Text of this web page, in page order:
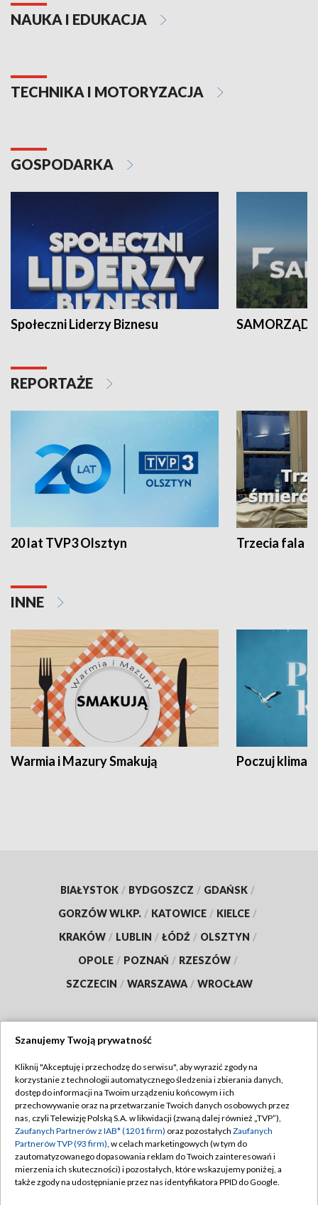
NAUKA I EDUKACJA
TECHNIKA I MOTORYZACJA
GOSPODARKA
Społeczni Liderzy Biznesu SAMORZĄD
REPORTAŻE
20 lat TVP3 Olsztyn Trzecia fala -
INNE
Warmia i Mazury Smakują Poczuj klimat
BIAŁYSTOK / BYDGOSZCZ / GDAŃSK /
GORZÓW WLKP. / KATOWICE / KIELCE /
KRAKÓW / LUBLIN / ŁÓDŹ / OLSZTYN /
OPOLE / POZNAŃ / RZESZÓW /
SZCZECIN / WARSZAWA / WROCŁAW
TVP
Abonament TVP
Emisja w TVP
Centrum informacji TVP
Naziemna Telewizja Cyfrowa
Regulamin TVP
Polityka prywatności
Moje zgody
Pomoc
Szanujemy Twoją prywatność
Kliknij "Akceptuję i przechodzę do serwisu", aby wyrazić zgody na
korzystanie z technologii automatycznego śledzenia i zbierania danych,
dostęp do informacji na Twoim urządzeniu końcowym i ich
przechowywanie oraz na przetwarzanie Twoich danych osobowych przez
nas, czyli Telewizję Polską S.A. w likwidacji (zwaną dalej również „TVP”),
Zaufanych Partnerów z IAB* (1201 firm) oraz pozostałych Zaufanych
Partnerów TVP (93 firm), w celach marketingowych (w tym do
zautomatyzowanego dopasowania reklam do Twoich zainteresowań i
mierzenia ich skuteczności) i pozostałych, które wskazujemy poniżej, a
także zgody na udostępnianie przez nas identyfikatora PPID do Google.